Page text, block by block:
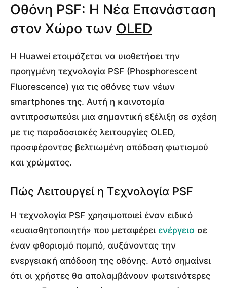
Οθόνη PSF: Η Νέα Επανάσταση
στον Χώρο των OLED
Η Huawei ετοιμάζεται να υιοθετήσει την
προηγμένη τεχνολογία PSF (Phosphorescent
Fluorescence) για τις οθόνες των νέων
smartphones της. Αυτή η καινοτομία
αντιπροσωπεύει μια σημαντική εξέλιξη σε σχέση
με τις παραδοσιακές λειτουργίες OLED,
προσφέροντας βελτιωμένη απόδοση φωτισμού
και χρώματος.
Πώς Λειτουργεί η Τεχνολογία PSF
Η τεχνολογία PSF χρησιμοποιεί έναν ειδικό
«ευαισθητοποιητή» που μεταφέρει ενέργεια σε
έναν φθορισμό πομπό, αυξάνοντας την
ενεργειακή απόδοση της οθόνης. Αυτό σημαίνει
ότι οι χρήστες θα απολαμβάνουν φωτεινότερες